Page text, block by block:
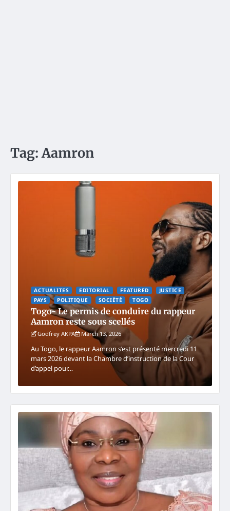
Tag:Aamron
ACTUALITES EDITORIAL FEATURED
JUSTICE
PAYS
POLITIQUE SOCIÉTÉ TOGO
Togo- Le permis de conduire du rappeur
Aamron reste sous scellés
Godfrey AKPA March 13, 2026
Au Togo, le rappeur Aamron s’est présenté mercredi 11
mars 2026 devant la Chambre d’instruction de la Cour
d’appel pour…